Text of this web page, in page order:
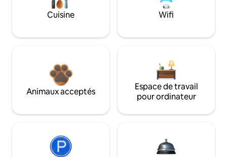
Cuisine Wifi
Animaux acceptés
Espace de travail
pour ordinateur